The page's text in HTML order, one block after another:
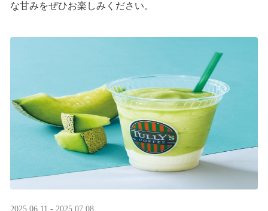
な甘みをぜひお楽しみください。
2025.06.11 - 2025.07.08